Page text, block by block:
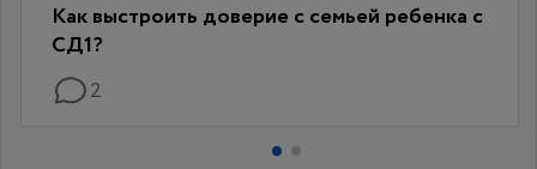
Как выстроить доверие с семьей ребенка с
СД1?
2